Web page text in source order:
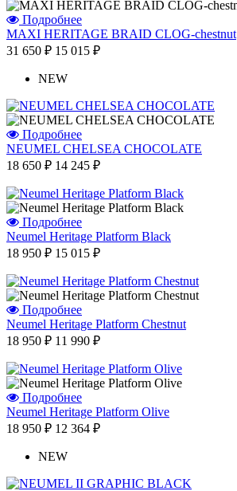
Подробнее
MAXI HERITAGE BRAID CLOG-chestnut
31 650 ₽ 15 015 ₽
NEW
Подробнее
NEUMEL CHELSEA CHOCOLATE
18 650 ₽ 14 245 ₽
Подробнее
Neumel Heritage Platform Black
18 950 ₽ 15 015 ₽
Подробнее
Neumel Heritage Platform Chestnut
18 950 ₽ 11 990 ₽
Подробнее
Neumel Heritage Platform Olive
18 950 ₽ 12 364 ₽
NEW